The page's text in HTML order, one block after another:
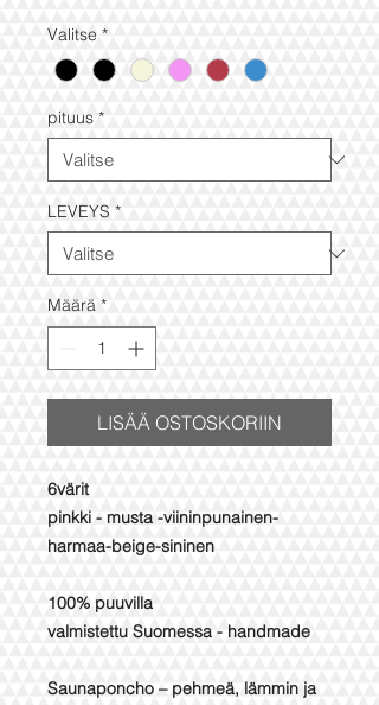
Valitse *
pituus *
LEVEYS *
Määrä *
LISÄÄ OSTOSKORIIN
6värit
pinkki - musta -viininpunainen-
harmaa-beige-sininen
100% puuvilla
valmistettu Suomessa - handmade
Saunaponcho – pehmeä, lämmin ja